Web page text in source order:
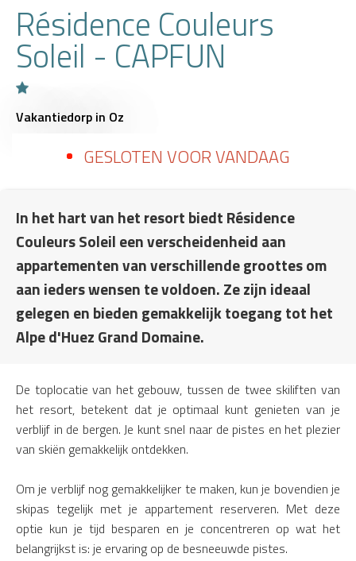
Résidence Couleurs
Soleil - CAPFUN
Vakantiedorp in Oz
GESLOTEN VOOR VANDAAG
In het hart van het resort biedt Résidence
Couleurs Soleil een verscheidenheid aan
appartementen van verschillende groottes om
aan ieders wensen te voldoen. Ze zijn ideaal
gelegen en bieden gemakkelijk toegang tot het
Alpe d'Huez Grand Domaine.
De toplocatie van het gebouw, tussen de twee skiliften van
het resort, betekent dat je optimaal kunt genieten van je
verblijf in de bergen. Je kunt snel naar de pistes en het plezier
van skiën gemakkelijk ontdekken.
Om je verblijf nog gemakkelijker te maken, kun je bovendien je
skipas tegelijk met je appartement reserveren. Met deze
optie kun je tijd besparen en je concentreren op wat het
belangrijkst is: je ervaring op de besneeuwde pistes.